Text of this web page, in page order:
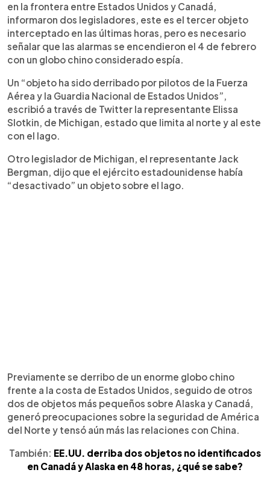
en la frontera entre Estados Unidos y Canadá,
informaron dos legisladores, este es el tercer objeto
interceptado en las últimas horas, pero es necesario
señalar que las alarmas se encendieron el 4 de febrero
con un globo chino considerado espía.
Un “objeto ha sido derribado por pilotos de la Fuerza
Aérea y la Guardia Nacional de Estados Unidos”,
escribió a través de Twitter la representante Elissa
Slotkin, de Michigan, estado que limita al norte y al este
con el lago.
Otro legislador de Michigan, el representante Jack
Bergman, dijo que el ejército estadounidense había
“desactivado” un objeto sobre el lago.
Previamente se derribo de un enorme globo chino
frente a la costa de Estados Unidos, seguido de otros
dos de objetos más pequeños sobre Alaska y Canadá,
generó preocupaciones sobre la seguridad de América
del Norte y tensó aún más las relaciones con China.
También: EE.UU. derriba dos objetos no identificados
en Canadá y Alaska en 48 horas, ¿qué se sabe?